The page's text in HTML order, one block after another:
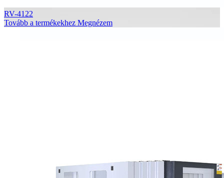
RV-4122
Tovább a termékekhez Megnézem